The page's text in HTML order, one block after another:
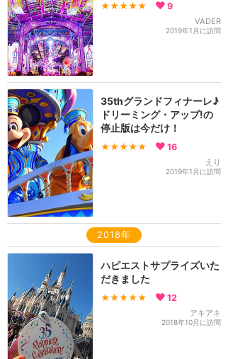
★★★★★ 9
VADER
2019年1月に訪問
35thグランドフィナーレ♪
ドリーミング・アップ!の
停止版は今だけ！
★★★★★ 16
えり
2019年1月に訪問
2018年
ハピエストサプライズいた
だきました
★★★★★ 12
アキアキ
2018年10月に訪問